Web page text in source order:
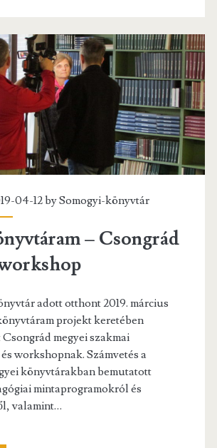
04-12 bySomogyi-könyvtár
– Csongrád
adott otthont 2019. március
projekt keretében
megyei szakmai
workshopnak. Számvetés a
könyvtárakban bemutatott
mintaprogramokról és
valamint…